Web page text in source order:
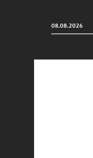
08.08.2026